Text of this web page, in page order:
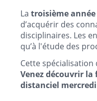
La troisième année
d’acquérir des
disciplinaires. Les
qu’à l'étude des
Cette
Venez découvrir
distanciel